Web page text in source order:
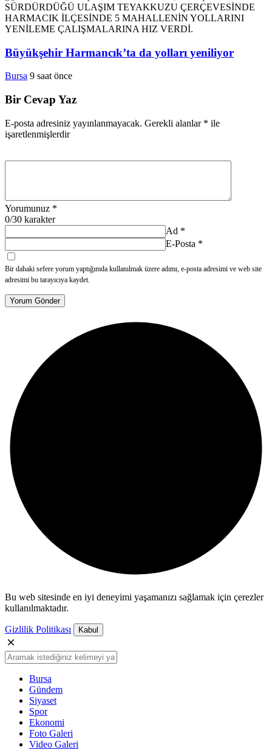
Büyükşehir Harmancık’ta da yolları yeniliyor
Bursa 9 saat önce
Bir Cevap Yaz
E-posta adresiniz yayınlanmayacak. Gerekli alanlar * ile
işaretlenmişlerdir
Yorumunuz *
0/30 karakter
Ad *
E-Posta *
Bir dahaki sefere yorum yaptığımda kullanılmak üzere adımı, e-posta adresimi ve web site
adresimi bu tarayıcıya kaydet.
Yorum Gönder
Bu web sitesinde en iyi deneyimi yaşamanızı sağlamak için çerezler
kullanılmaktadır.
Gizlilik Politikası Kabul
Bursa
Gündem
Siyaset
Spor
Ekonomi
Foto Galeri
Video Galeri